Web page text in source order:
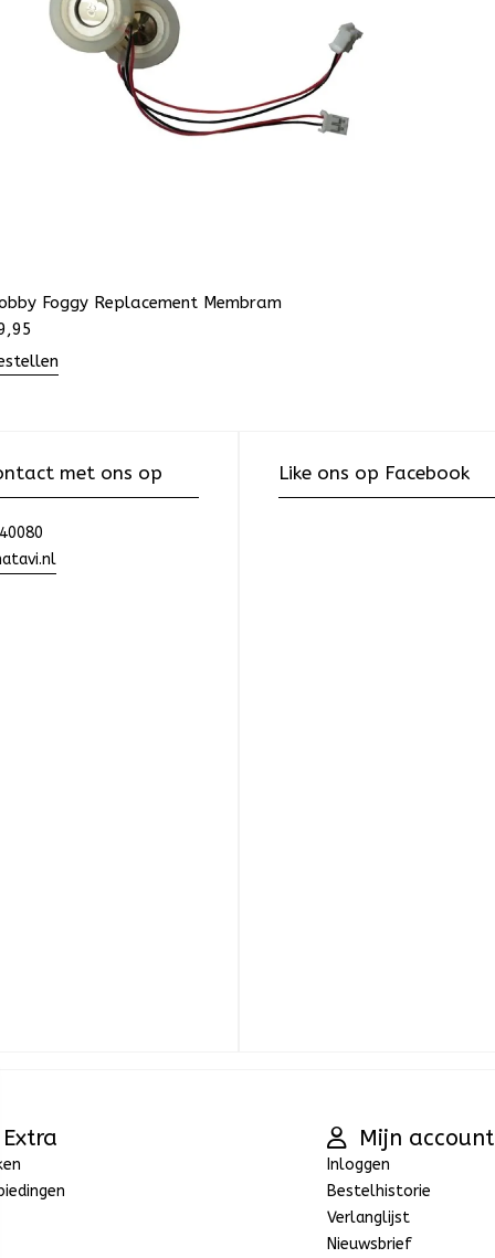
Foggy Replacement Membram
met ons op Like ons op Facebook
Extra Mijn account
Inloggen
Bestelhistorie
Verlanglijst
Nieuwsbrief